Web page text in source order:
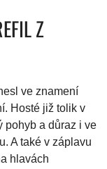
Z
ve znamení
Hosté již tolik v
pohyb a důraz i ve
A také v záplavu
hlavách